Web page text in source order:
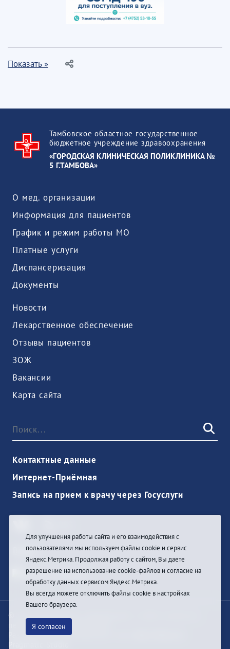
Показать »
Тамбовское областное государственное
бюджетное учреждение здравоохранения
«ГОРОДСКАЯ КЛИНИЧЕСКАЯ ПОЛИКЛИНИКА №
5 Г.ТАМБОВА»
О мед. организации
Информация для пациентов
График и режим работы МО
Платные услуги
Диспансеризация
Документы
Новости
Лекарственное обеспечение
Отзывы пациентов
ЗОЖ
Вакансии
Карта сайта
Контактные данные
Интернет-Приёмная
Запись на прием к врачу через Госуслуги
Войти
© При цитировании информации с сайта ссылка на
первоисточник обязательна
Разработка и техподдержка сайта
Pragmatic Studio
Для улучшения работы сайта и его взаимодействия с
пользователями мы используем файлы cookie и сервис
Яндекс.Метрика. Продолжая работу с сайтом, Вы даете
разрешение на использование cookie-файлов и согласие на
обработку данных сервисом Яндекс.Метрика.
Вы всегда можете отключить файлы cookie в настройках
Вашего браузера.
Я согласен